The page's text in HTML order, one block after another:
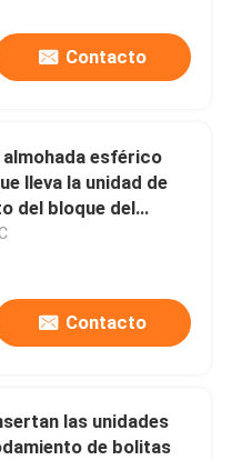
Contacto
almohada esférico
lleva la unidad de
del bloque del
Plummer
Contacto
las unidades
de bolitas